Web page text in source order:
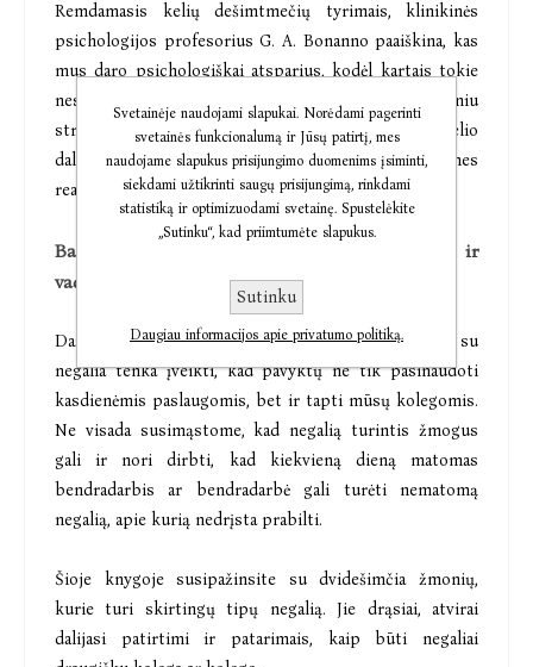
Remdamasis kelių dešimtmečių tyrimais, klinikinės
psichologijos profesorius G. A. Bonanno paaiškina, kas
mus daro psichologiškai atsparius, kodėl kartais tokie
nesame ir kaip galime geriau susidoroti su potrauminiu
stresu. „Atsparumo galia“ keičia suvokimą daugelio
dalykų, kuriuos manėme žiną apie psichologines
reakcijas į sunkumus.
Barbora Suisse „Kolegos. Kaip bendradarbiams ir
vadovams būti draugiškiems negaliai“
Dažnai net neįsivaizduojame, kokių kliūčių žmonėms su
negalia tenka įveikti, kad pavyktų ne tik pasinaudoti
kasdienėmis paslaugomis, bet ir tapti mūsų kolegomis.
Ne visada susimąstome, kad negalią turintis žmogus
gali ir nori dirbti, kad kiekvieną dieną matomas
bendradarbis ar bendradarbė gali turėti nematomą
negalią, apie kurią nedrįsta prabilti.
Šioje knygoje susipažinsite su dvidešimčia žmonių,
kurie turi skirtingų tipų negalią. Jie drąsiai, atvirai
dalijasi patirtimi ir patarimais, kaip būti negaliai
Svetainėje naudojami slapukai. Norėdami pagerinti
svetainės funkcionalumą ir Jūsų patirtį, mes
naudojame slapukus prisijungimo duomenims įsiminti,
siekdami užtikrinti saugų prisijungimą, rinkdami
statistiką ir optimizuodami svetainę. Spustelėkite
„Sutinku“, kad priimtumėte slapukus.
Sutinku
Daugiau informacijos apie privatumo politiką.